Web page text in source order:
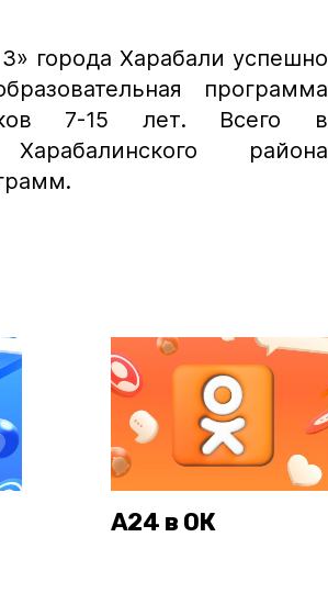
города Харабали успешно
программа
7-15 лет. Всего в
района
А24 в ОК